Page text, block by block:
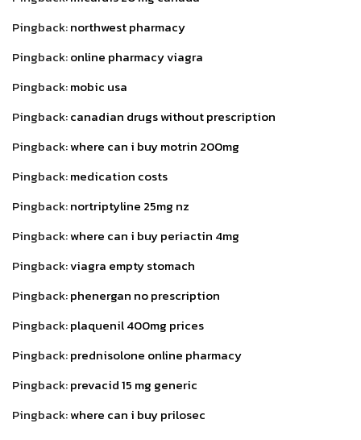
Pingback:northwest pharmacy
Pingback:online pharmacy viagra
Pingback:mobic usa
Pingback:canadian drugs without prescription
Pingback:where can i buy motrin 200mg
Pingback:medication costs
Pingback:nortriptyline 25mg nz
Pingback:where can i buy periactin 4mg
Pingback:viagra empty stomach
Pingback:phenergan no prescription
Pingback:plaquenil 400mg prices
Pingback:prednisolone online pharmacy
Pingback:prevacid 15 mg generic
Pingback:where can i buy prilosec